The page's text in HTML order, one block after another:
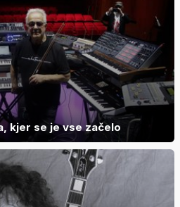
kjer se je vse začelo